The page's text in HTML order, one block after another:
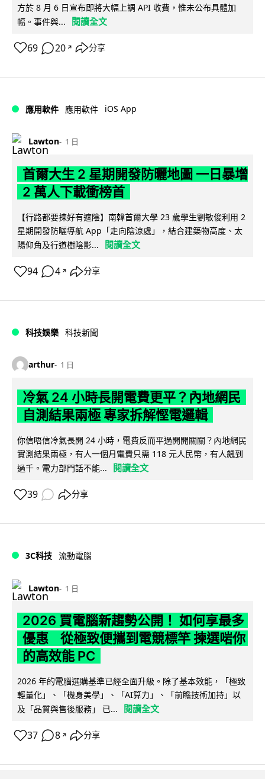
方於 8 月 6 日宣布即將大幅上調 API 收費，惟未公布具體加
幅。事件與...
閱讀全文
69 20 ↗ 分享
應用軟件 應用軟件 iOS App
Lawton 1 日
首爾大生 2 星期開發防曬地圖 一日暴增
2 萬人下載衝榜首
【行路都要揀好有遮陰】南韓首爾大學 23 歲學生劉敏俊利用 2
星期開發防曬導航 App「走向陰涼處」，結合建築物高度、太
陽仰角及行道樹陰影...
閱讀全文
94 4 ↗ 分享
科技娛樂 科技新聞
arthur 1 日
冷氣 24 小時長開電費更平？內地網民
自測結果兩極 專家拆解慳電邏輯
你信唔信冷氣長開 24 小時，電費反而平過開開關關？內地網民
實測結果兩極，有人一個月電費只需 118 元人民幣，有人飆到
過千。電力部門話不能...
閱讀全文
39 分享
3C科技 流動電腦
Lawton 1 日
2026 買電腦新趨勢公開！ 如何享最多
優惠 從極致便攜到電競標竿 揀選啱你
的高效能 PC
2026 年的電腦選購基準已經全面升級。除了基本效能，「極致
輕量化」、「機身美學」、「AI算力」、「前瞻技術加持」以
及「品質與售後服務」 已...
閱讀全文
37 8 ↗ 分享